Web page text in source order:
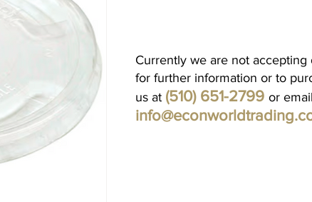
Currently we are not accepting
for further information or to
us at (510) 651-2799 or email